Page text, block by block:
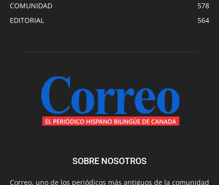
COMUNIDAD
578
EDITORIAL
564
SOBRE NOSOTROS
Correo, uno de los periódicos más antiguos de la comunidad